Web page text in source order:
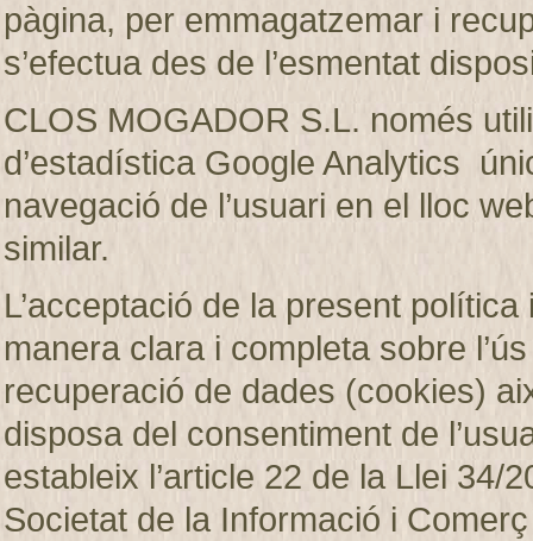
pàgina, per emmagatzemar i
s’efectua des de l’esmentat
CLOS MOGADOR S.L. només
d’estadística Google Analytics
navegació de l’usuari en el lloc
similar.
L’acceptació de la present
manera clara i completa sobre
recuperació de dades (cookies)
disposa del consentiment de
estableix l’article 22 de la Llei 34/
Societat de la Informació i